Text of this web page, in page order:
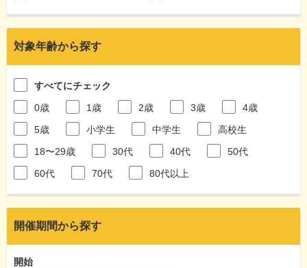
対象年齢から探す
すべてにチェック
0歳
1歳 2歳 3歳
4歳
5歳
小学生 中学生
高校生
18〜29歳
30代 40代
50代
60代
70代 80代以上
開催期間から探す
開始